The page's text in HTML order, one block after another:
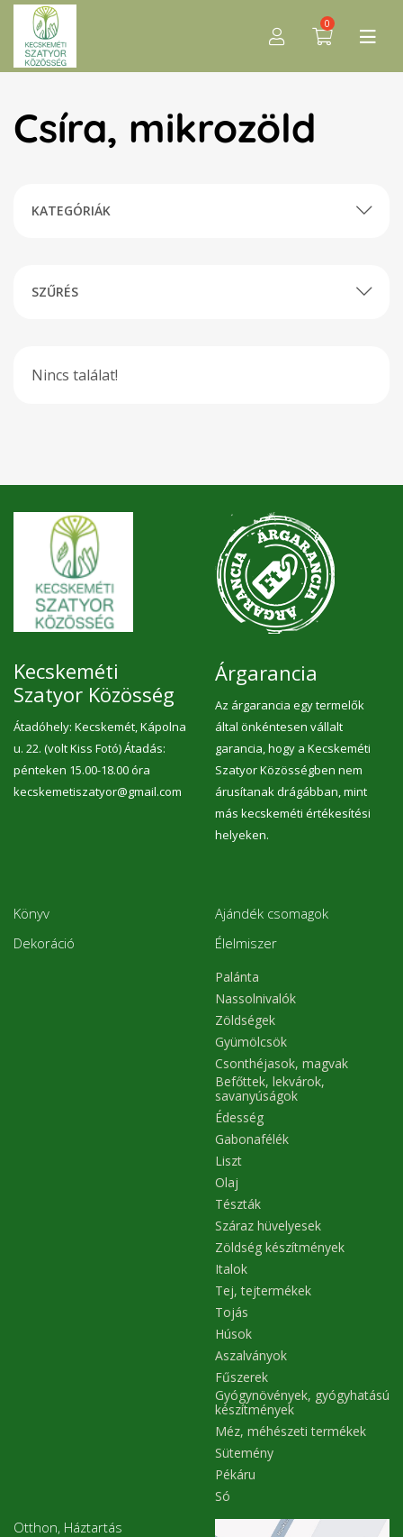
0
Csíra, mikrozöld
KATEGÓRIÁK
SZŰRÉS
Nincs találat!
Kecskeméti
Szatyor Közösség
Átadóhely: Kecskemét, Kápolna
u. 22. (volt Kiss Fotó) Átadás:
pénteken 15.00-18.00 óra
kecskemetiszatyor@gmail.com
Árgarancia
Az árgarancia egy termelők
által önkéntesen vállalt
garancia, hogy a Kecskeméti
Szatyor Közösségben nem
árusítanak drágábban, mint
más kecskeméti értékesítési
helyeken.
Könyv
Dekoráció
Ajándék csomagok
Élelmiszer
Palánta
Nassolnivalók
Zöldségek
Gyümölcsök
Csonthéjasok, magvak
Befőttek, lekvárok,
savanyúságok
Édesség
Gabonafélék
Liszt
Olaj
Tészták
Száraz hüvelyesek
Zöldség készítmények
Italok
Tej, tejtermékek
Tojás
Húsok
Aszalványok
Fűszerek
Gyógynövények, gyógyhatású
készítmények
Méz, méhészeti termékek
Sütemény
Pékáru
Só
Otthon, Háztartás